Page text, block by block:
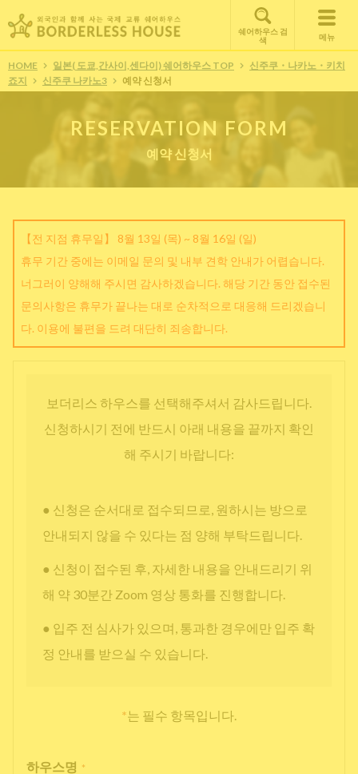
쉐어하우스 검
색
메뉴
HOME 일본( 도쿄,간사이,센다이) 쉐어하우스 TOP
신주쿠・나카노・키치
죠지
신주쿠 나카노3 예약 신청서
RESERVATION FORM
예약 신청서
【전 지점 휴무일】 8월 13일 (목) ~ 8월 16일 (일)
휴무 기간 중에는 이메일 문의 및 내부 견학 안내가 어렵습니다.
너그러이 양해해 주시면 감사하겠습니다. 해당 기간 동안 접수된
문의사항은 휴무가 끝나는 대로 순차적으로 대응해 드리겠습니
다. 이용에 불편을 드려 대단히 죄송합니다.
보더리스 하우스를 선택해주셔서 감사드립니다.
신청하시기 전에 반드시 아래 내용을 끝까지 확인
해 주시기 바랍니다:
● 신청은 순서대로 접수되므로, 원하시는 방으로
안내되지 않을 수 있다는 점 양해 부탁드립니다.
● 신청이 접수된 후, 자세한 내용을 안내드리기 위
해 약 30분간 Zoom 영상 통화를 진행합니다.
● 입주 전 심사가 있으며, 통과한 경우에만 입주 확
정 안내를 받으실 수 있습니다.
*는 필수 항목입니다.
하우스명 *